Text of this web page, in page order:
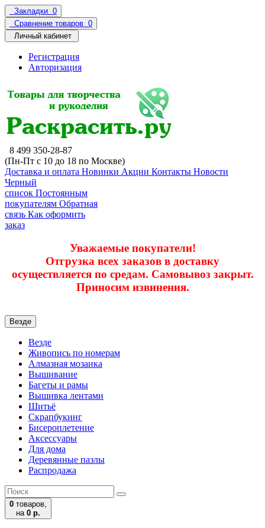
Закладки 0
Сравнение товаров 0
Личный кабинет
Регистрация
Авторизация
8 499 350-28-87
(Пн-Пт с 10 до 18 по Москве)
Доставка и оплата Новинки Акции Контакты Новости
Черный
список Постоянным
покупателям Обратная
связь Как оформить
заказ
Уважаемые покупатели!
Отгрузка всех заказов в доставку
осуществляется по средам. Самовывоз закрыт.
Приносим извинения.
Везде
Везде
Живопись по номерам
Алмазная мозаика
Вышивание
Багеты и рамы
Вышивка лентами
Шитьё
Скрапбукинг
Бисероплетение
Аксессуары
Для дома
Деревянные пазлы
Распродажа
0 товаров,
на 0 р.